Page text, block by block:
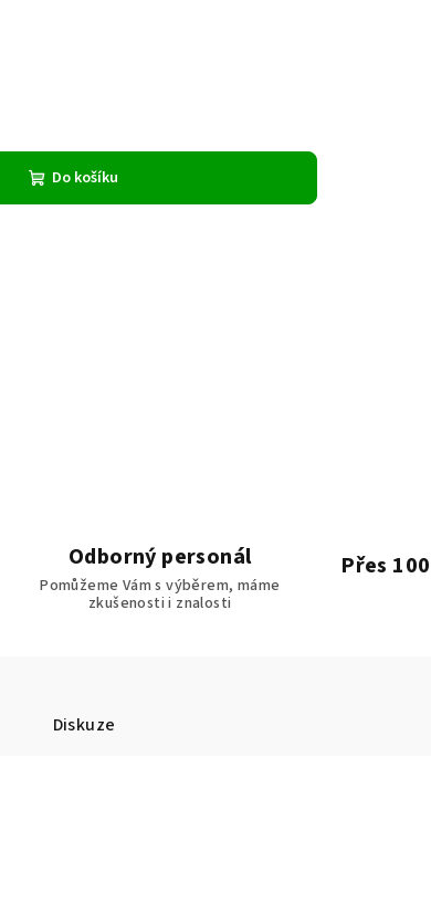
Do košíku
Odborný personál
Pomůžeme Vám s výběrem, máme
zkušenosti i znalosti
Přes
Diskuze